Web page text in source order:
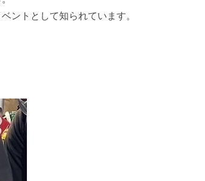
ントとして知られています。